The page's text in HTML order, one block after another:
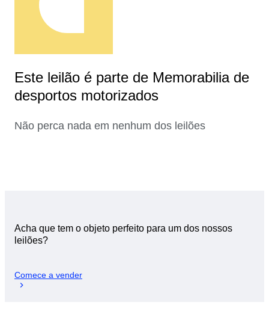
Este leilão é parte de Memorabilia de
desportos motorizados
Não perca nada em nenhum dos leilões
Acha que tem o objeto perfeito para um dos nossos
leilões?
Comece a vender